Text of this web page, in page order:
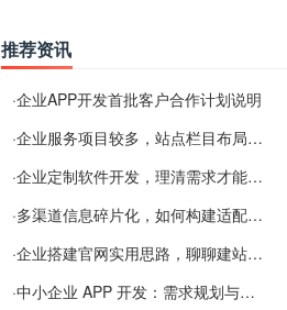
推荐资讯
·企业APP开发首批客户合作计划说明
·企业服务项目较多，站点栏目布局规划参考思路
·企业定制软件开发，理清需求才能提升数字化落地效率
·多渠道信息碎片化，如何构建适配 AI 检索的品牌信息源
·企业搭建官网实用思路，聊聊建站容易忽视的问题
·中小企业 APP 开发：需求规划与项目落地避坑经验分享